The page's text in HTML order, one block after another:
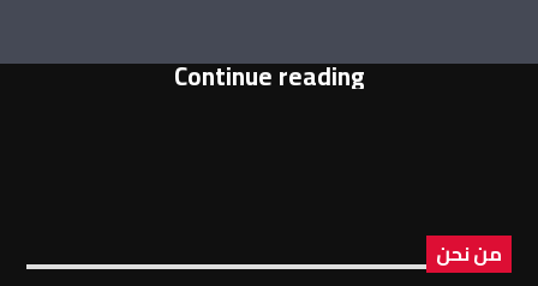
Continue reading
من نحن